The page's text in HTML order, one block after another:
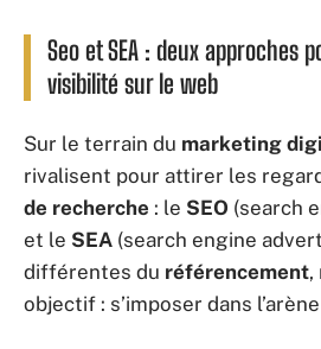
Seo et SEA : deux approches
visibilité sur le web
Sur le terrain du marketing
rivalisent pour attirer les
de recherche : le SEO (search
et le SEA (search engine
différentes du référencement,
objectif : s’imposer dans